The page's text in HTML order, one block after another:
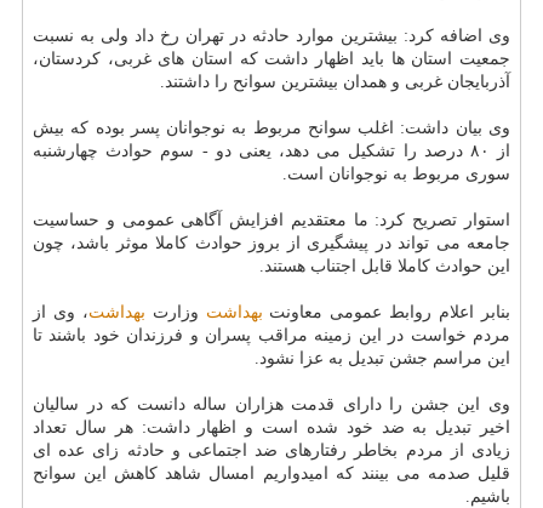
وی اضافه كرد: بیشترین موارد حادثه در تهران رخ داد ولی به نسبت
جمعیت استان ها باید اظهار داشت كه استان های غربی، كردستان،
آذربایجان غربی و همدان بیشترین سوانح را داشتند.
وی بیان داشت: اغلب سوانح مربوط به نوجوانان پسر بوده كه بیش
از ۸۰ درصد را تشكیل می دهد، یعنی دو - سوم حوادث چهارشنبه
سوری مربوط به نوجوانان است.
استوار تصریح كرد: ما معتقدیم افزایش آگاهی عمومی و حساسیت
جامعه می تواند در پیشگیری از بروز حوادث كاملا موثر باشد، چون
این حوادث كاملا قابل اجتناب هستند.
بنابر اعلام روابط عمومی معاونت بهداشت وزارت بهداشت، وی از
مردم خواست در این زمینه مراقب پسران و فرزندان خود باشند تا
این مراسم جشن تبدیل به عزا نشود.
وی این جشن را دارای قدمت هزاران ساله دانست كه در سالیان
اخیر تبدیل به ضد خود شده است و اظهار داشت: هر سال تعداد
زیادی از مردم بخاطر رفتارهای ضد اجتماعی و حادثه زای عده ای
قلیل صدمه می بینند كه امیدواریم امسال شاهد كاهش این سوانح
باشیم.